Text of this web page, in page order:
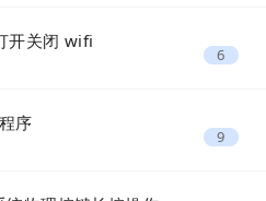
开关闭 wifi
6
序
9